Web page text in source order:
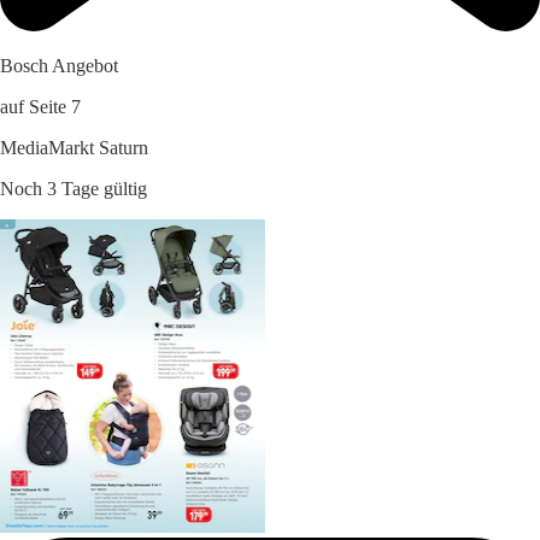
Bosch Angebot
auf Seite 7
MediaMarkt Saturn
Noch 3 Tage gültig